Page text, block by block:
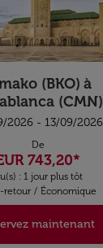
(BKO) à
(CMN)
2026 - 13/09/2026
De
743,20*
: 1 jour plus tôt
retour / Économique
maintenant